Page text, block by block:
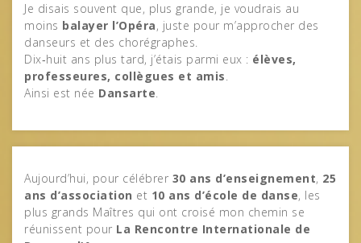
Je disais souvent que, plus grande, je voudrais au
moins balayer l’Opéra, juste pour m’approcher des
danseurs et des chorégraphes.
Dix‑huit ans plus tard, j’étais parmi eux : élèves,
professeures, collègues et amis.
Ainsi est née Dansarte.
Aujourd’hui, pour célébrer 30 ans d’enseignement, 25
ans d’association et 10 ans d’école de danse, les
plus grands Maîtres qui ont croisé mon chemin se
réunissent pour La Rencontre Internationale de